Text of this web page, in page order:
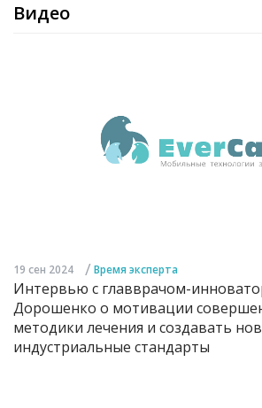
Видео
19 сен 2024 / Время эксперта
Интервью с главврачом-
Дорошенко о мотивации
методики лечения и создавать
индустриальные стандарты